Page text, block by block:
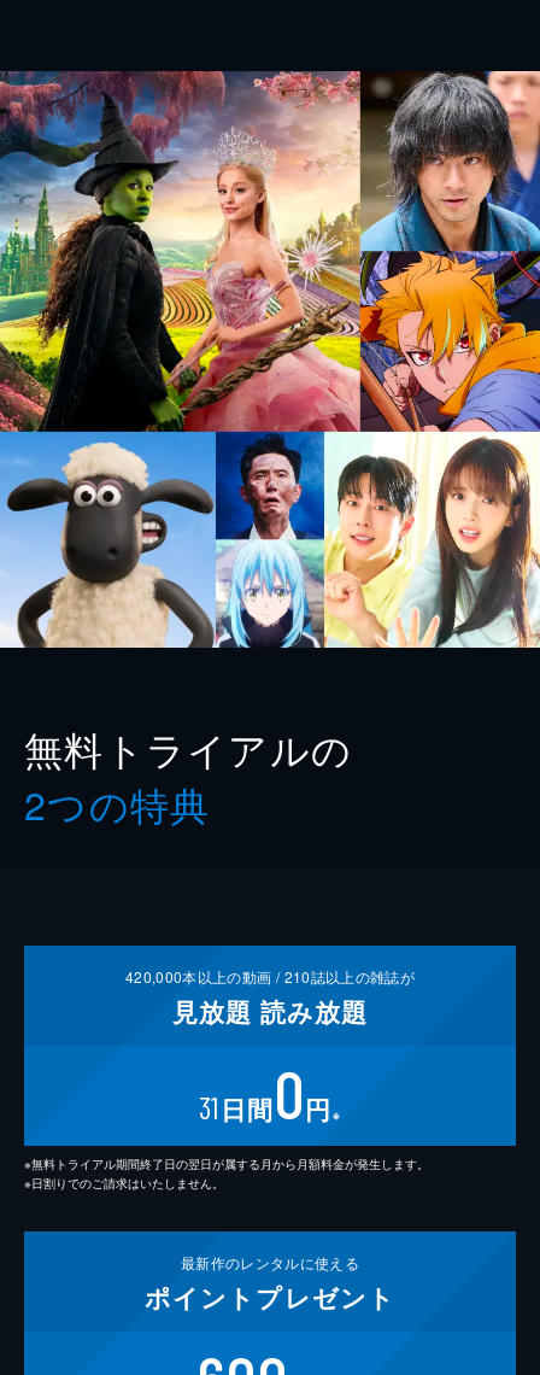
無料トライアルの
2つの特典
420,000本以上の動画 /210誌以上の雑誌が
見放題 読み放題
31 日間0円 ※
※無料トライアル期間終了日の翌日が属する月から月額料金が発生します。
※日割りでのご請求はいたしません。
最新作のレンタルに使える
ポイント プレゼント